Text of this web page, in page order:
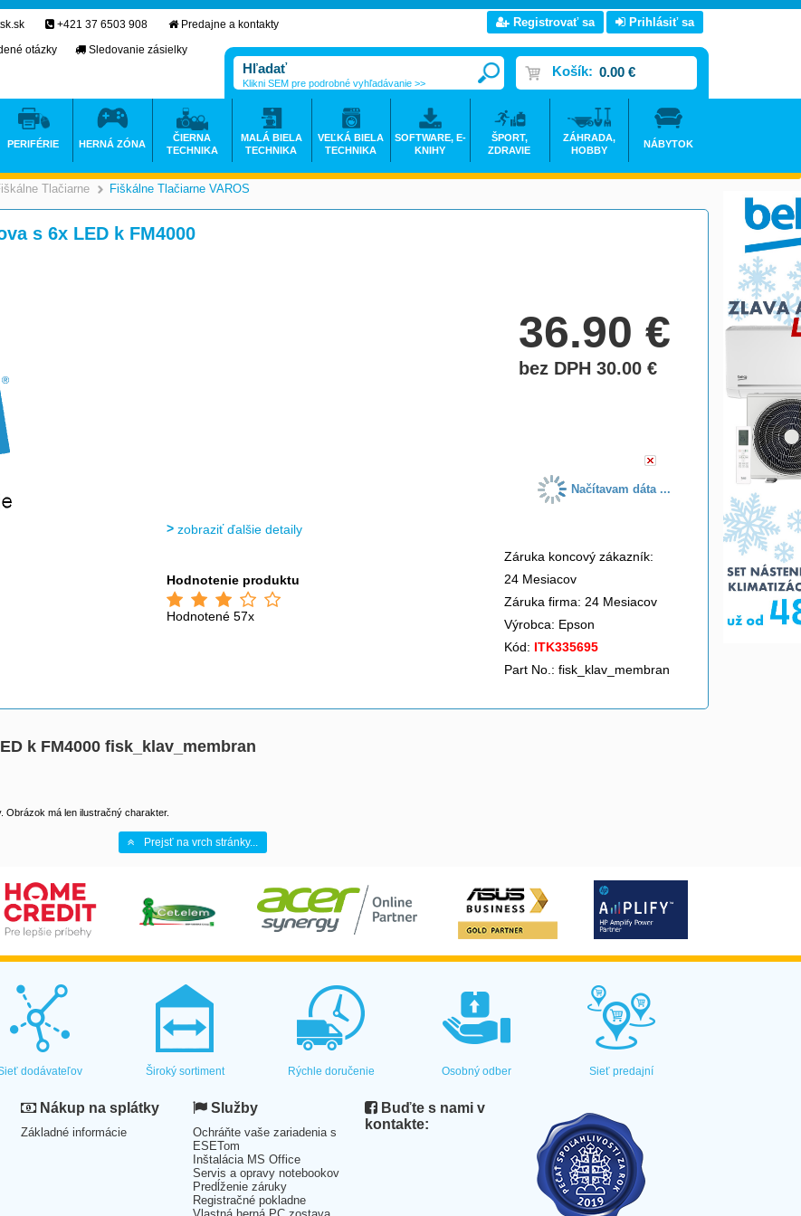
Tlačiarne >
Fiškálne Tlačiarne VAROS
s 6x LED k FM4000
36.90€
bez DPH 30.00€
Načítavam dáta ...
zobraziť ďalšie detaily
Hodnotenie produktu
Hodnotené 57x
Záruka koncový zákazník:
24 Mesiacov
Záruka firma: 24 Mesiacov
Výrobca: Epson
Kód: ITK335695
Part No.: fisk_klav_membran
k FM4000 fisk_klav_membran
Obrázok má len ilustračný charakter.
Prejsť na vrch stránky...
+421 37 6503 908
Predajne a kontakty
otázky
Sledovanie zásielky
Registrovať sa Prihlásiť sa
Košík: 0.00 €
Klikni SEM pre podrobné vyhľadávanie >>
PERIFÉRIE HERNÁ ZÓNA
ČIERNA
TECHNIKA
MALÁ BIELA
TECHNIKA
VEĽKÁ BIELA
TECHNIKA
SOFTWARE, E-
KNIHY
ŠPORT,
ZDRAVIE
ZÁHRADA,
HOBBY
NÁBYTOK
dodávateľov Široký sortiment Rýchle doručenie Osobný odber Sieť predajní
Nákup na splátky
Základné informácie
Služby
Ochráňte vaše zariadenia s
ESETom
Inštalácia MS Office
Servis a opravy notebookov
Predĺženie záruky
Registračné pokladne
Buďte s nami v
kontakte: